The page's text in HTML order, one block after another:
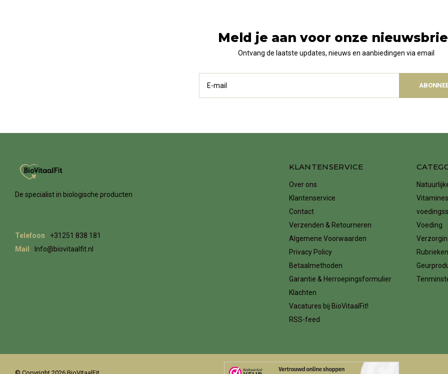
Meld je aan voor onze
Ontvang de laatste updates, nieuws en aanbiedingen via email
De specialist in biologische producten
Telefoon
+31251 838 181
Mail
Info@biovitaalfit.nl
KLANTENSERVICE
Over ons
Klantenservice
Contact
Verzenden & Retourneren
Algemene Voorwaarden
Privacy Policy
Betaalmethoden
Garantie & Herroepingsformulier
Klachten
Vacatures bij BioVitaalFit!
RSS-feed
Voeding
Rubrieken